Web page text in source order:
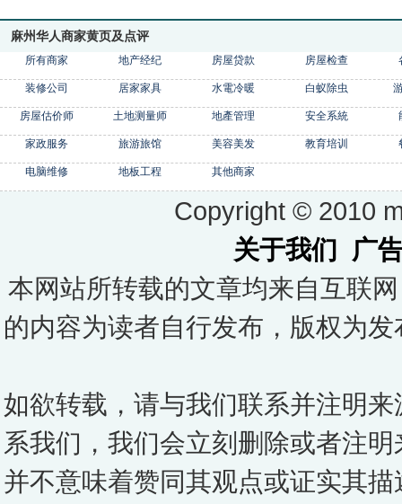
麻州华人商家黄页及点评
所有商家 地产经纪 房屋贷款 房屋检查
装修公司 居家家具 水電冷暖 白蚁除虫
房屋估价师 土地测量师 地產管理 安全系統
家政服务 旅游旅馆 美容美发 教育培训
电脑维修 地板工程 其他商家
Copyright © 2010
关于我们
广
本网站所转载的文章均来自互联
的内容为读者自行发布，版权为
如欲转载，请与我们联系并注明
系我们，我们会立刻删除或者注
并不意味着赞同其观点或证实其